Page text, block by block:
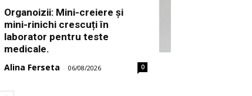
Organoizii: Mini-creiere și
mini-rinichi crescuți în
laborator pentru teste
medicale.
Alina Ferseta - 06/08/2026 0